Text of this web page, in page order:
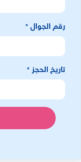
رقم الجوال*
تاريخ الحجز*